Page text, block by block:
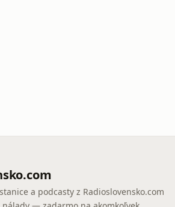
a podcasty z Radioslovensko.com